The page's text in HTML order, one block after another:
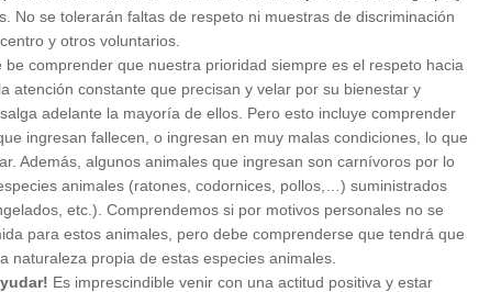
No se tolerarán faltas de respeto ni muestras de discriminación
y otros voluntarios.
be comprender que nuestra prioridad siempre es el respeto hacia
atención constante que precisan y velar por su bienestar y
adelante la mayoría de ellos. Pero esto incluye comprender
ingresan fallecen, o ingresan en muy malas condiciones, lo que
Además, algunos animales que ingresan son carnívoros por lo
animales (ratones, codornices, pollos,…) suministrados
etc.). Comprendemos si por motivos personales no se
para estos animales, pero debe comprenderse que tendrá que
naturaleza propia de estas especies animales.
Es imprescindible venir con una actitud positiva y estar